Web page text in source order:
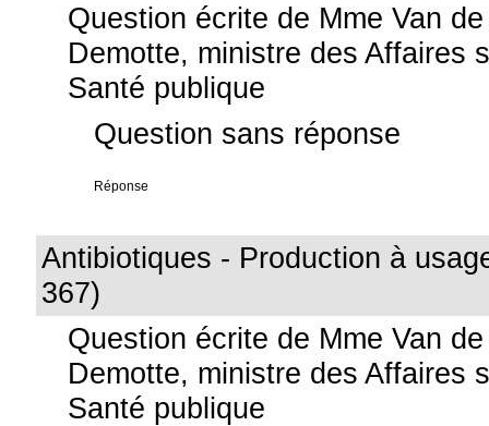
Question écrite de Mme Van
Demotte, ministre des Affaires
Santé publique
Question sans réponse
Réponse
Antibiotiques - Production à
367)
Question écrite de Mme Van
Demotte, ministre des Affaires
Santé publique